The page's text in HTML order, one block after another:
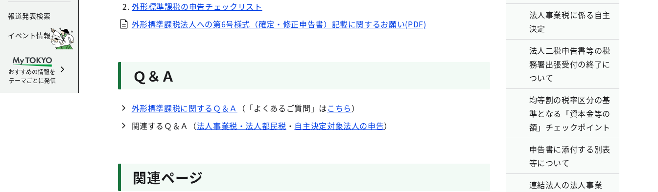
報道発表検索
イベント情報
おすすめの情報を
テーマごとに発信
外形標準課税の申告チェックリスト
外形標準課税法人への第6号様式（確定・修正申告書）記載に関するお願い(PDF)
Ｑ＆Ａ
外形標準課税に関するＱ＆Ａ （「よくあるご質問」はこちら）
関連するＱ＆Ａ（法人事業税・法人都民税 ・ 自主決定対象法人の申告）
関連ページ
法人事業税に係る自主
決定
法人二税申告書等の税
務署出張受付の終了に
ついて
均等割の税率区分の基
準となる「資本金等の
額」チェックポイント
申告書に添付する別表
等について
連結法人の法人事業